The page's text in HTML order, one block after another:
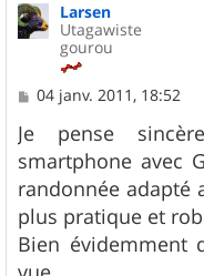
Larsen
Utagawiste
gourou
M
s
s
a
g
e
04 janv. 2011, 18:52
Je pense
smartphone avec
randonnée adapté
plus pratique et
Bien évidemment